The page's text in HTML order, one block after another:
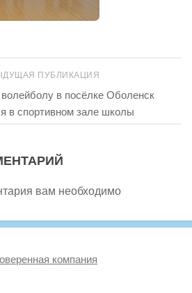
ПУБЛИКАЦИЯ
волейболу в посёлке Оболенск
в спортивном зале школы
вам необходимо